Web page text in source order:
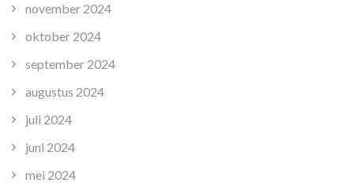
november 2024
oktober 2024
september 2024
augustus 2024
juli 2024
juni 2024
mei 2024